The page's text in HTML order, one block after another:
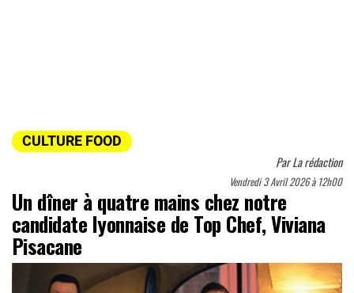
CULTURE FOOD
ParLa rédaction
Vendredi 3 Avril 2026 à 12h00
Un dîner à quatre mains chez notre
candidate lyonnaise de Top Chef, Viviana
Pisacane